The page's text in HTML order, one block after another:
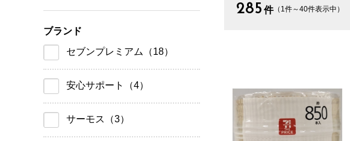
ブランド
セブンプレミアム
（18）
安心サポート （4）
サーモス （3）
285 件（1件～40件表示中）